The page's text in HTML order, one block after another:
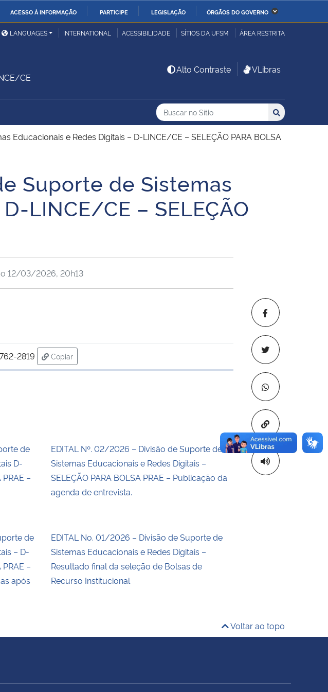
ACESSO À INFORMAÇÃO PARTICIPE LEGISLAÇÃO ÓRGÃOS DO GOVERNO
das Relações
Ministério da Economia Ministério da Infraestrutura
Ministério da Ciência,
Tecnologia, Inovações e
Família e dos Direitos
Central do Brasil
LANGUAGES INTERNATIONAL ACESSIBILIDADE SÍTIOS DA UFSM ÁREA RESTRITA
CE
Alto Contraste VLibras
Busca
Buscar no no Sítio
Busca: Buscar
Educacionais e Redes Digitais – D-LINCE/CE – SELEÇÃO PARA BOLSA
Suporte de Sistemas
LINCE/CE – SELEÇÃO
Copiar para
12/03/2026, 20h13
2819
Copiar
para área de transferência
de
D-
–
EDITAL Nº. 02/2026 – Divisão de Suporte de
Sistemas Educacionais e Redes Digitais –
SELEÇÃO PARA BOLSA PRAE – Publicação da
agenda de entrevista.
de
– D-
–
após
EDITAL No. 01/2026 – Divisão de Suporte de
Sistemas Educacionais e Redes Digitais –
Resultado final da seleção de Bolsas de
Recurso Institucional
Voltar ao topo